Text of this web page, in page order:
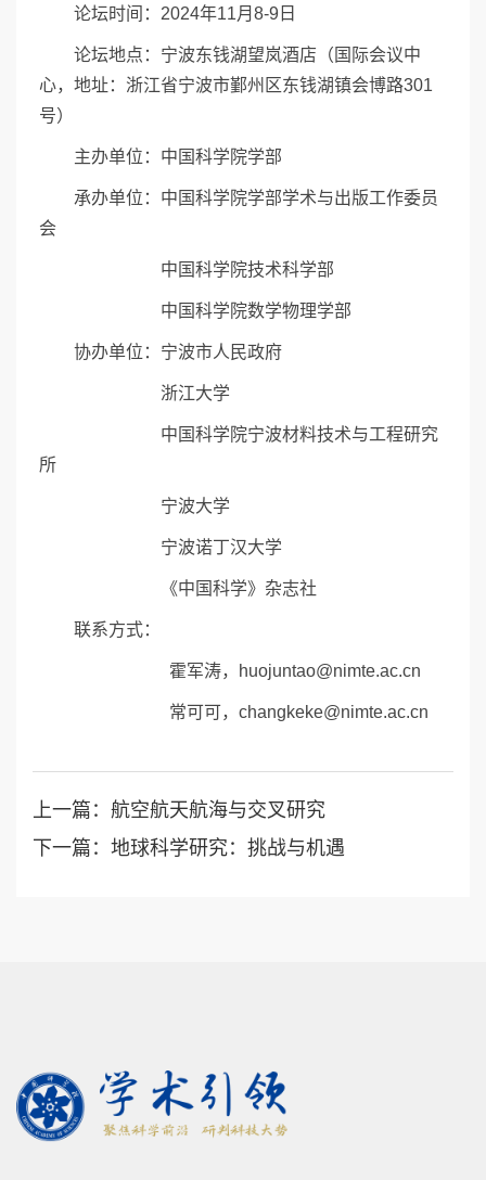
论坛时间：2024年11月8-9日
论坛地点：宁波东钱湖望岚酒店（国际会议中
心，地址：浙江省宁波市鄞州区东钱湖镇会博路301
号）
主办单位：中国科学院学部
承办单位：中国科学院学部学术与出版工作委员
会
中国科学院技术科学部
中国科学院数学物理学部
协办单位：宁波市人民政府
浙江大学
中国科学院宁波材料技术与工程研究
所
宁波大学
宁波诺丁汉大学
《中国科学》杂志社
联系方式：
霍军涛，huojuntao@nimte.ac.cn
常可可，changkeke@nimte.ac.cn
上一篇：航空航天航海与交叉研究
下一篇：地球科学研究：挑战与机遇